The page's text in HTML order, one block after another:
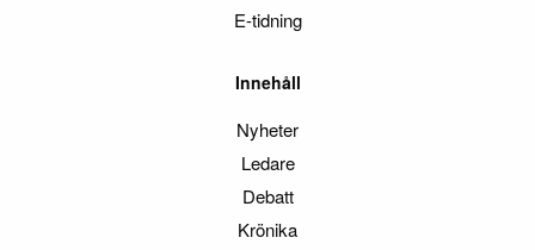
E-tidning
Innehåll
Nyheter
Ledare
Debatt
Krönika